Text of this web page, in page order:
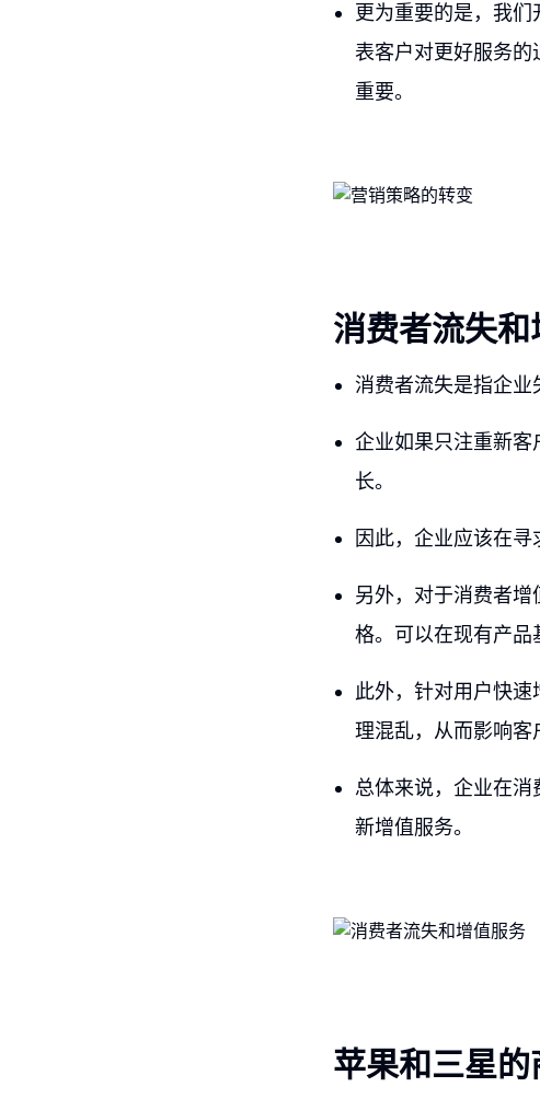
更为重要的是，我
表客户对更好服务
重要。
消费者流失
消费者流失是指企业
企业如果只注重新
长。
因此，企业应该在寻
另外，对于消费者
格。可以在现有产品
此外，针对用户快
理混乱，从而影响客
总体来说，企业在消
新增值服务。
苹果和三星